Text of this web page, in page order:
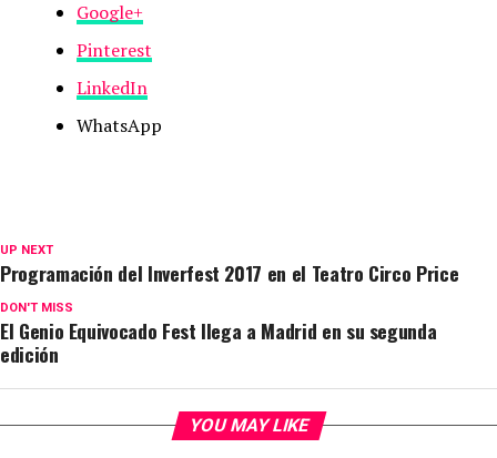
Google+
Pinterest
LinkedIn
WhatsApp
UP NEXT
Programación del Inverfest 2017 en el Teatro Circo Price
DON'T MISS
El Genio Equivocado Fest llega a Madrid en su segunda
edición
YOU MAY LIKE